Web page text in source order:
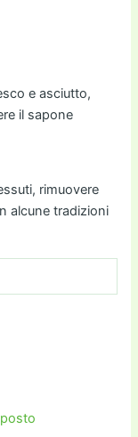
e asciutto,
il sapone
rimuovere
alcune tradizioni